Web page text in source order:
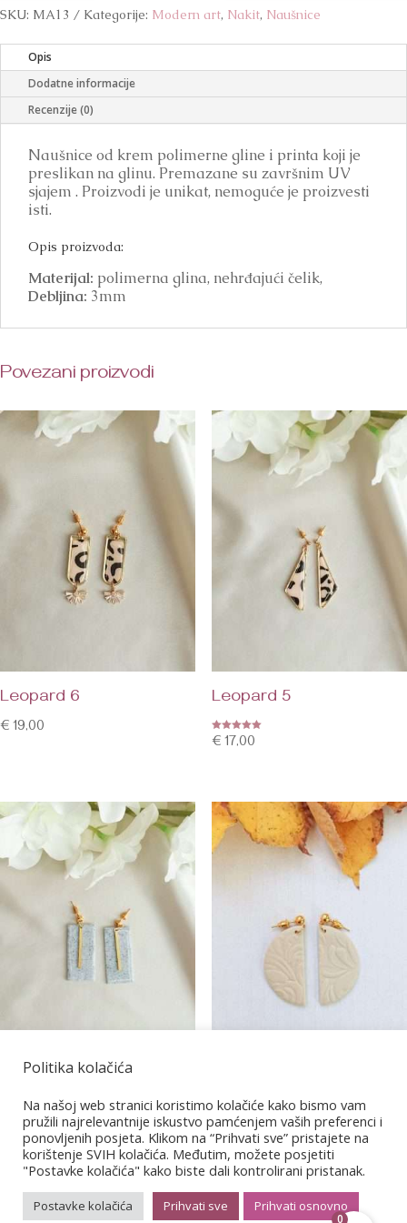
količina
SKU: MA13 Kategorije: Modern art, Nakit, Naušnice
Opis
Dodatne informacije
Recenzije (0)
Naušnice od krem polimerne gline i printa koji je
preslikan na glinu. Premazane su završnim UV
sjajem . Proizvodi je unikat, nemoguće je proizvesti
isti.
Opis proizvoda:
Materijal: polimerna glina, nehrđajući čelik,
Debljina: 3mm
Povezani proizvodi
Leopard 6
€ 19,00
Leopard 5
Ocjenjeno
5.00
€17,00
14,00 €14,00
Politika kolačića
Na našoj web stranici koristimo kolačiće kako bismo vam
pružili najrelevantnije iskustvo pamćenjem vaših preferenci i
ponovljenih posjeta. Klikom na “Prihvati sve” pristajete na
korištenje SVIH kolačića. Međutim, možete posjetiti
"Postavke kolačića" kako biste dali kontrolirani pristanak.
Postavke kolačića Prihvati sve Prihvati osnovno
0